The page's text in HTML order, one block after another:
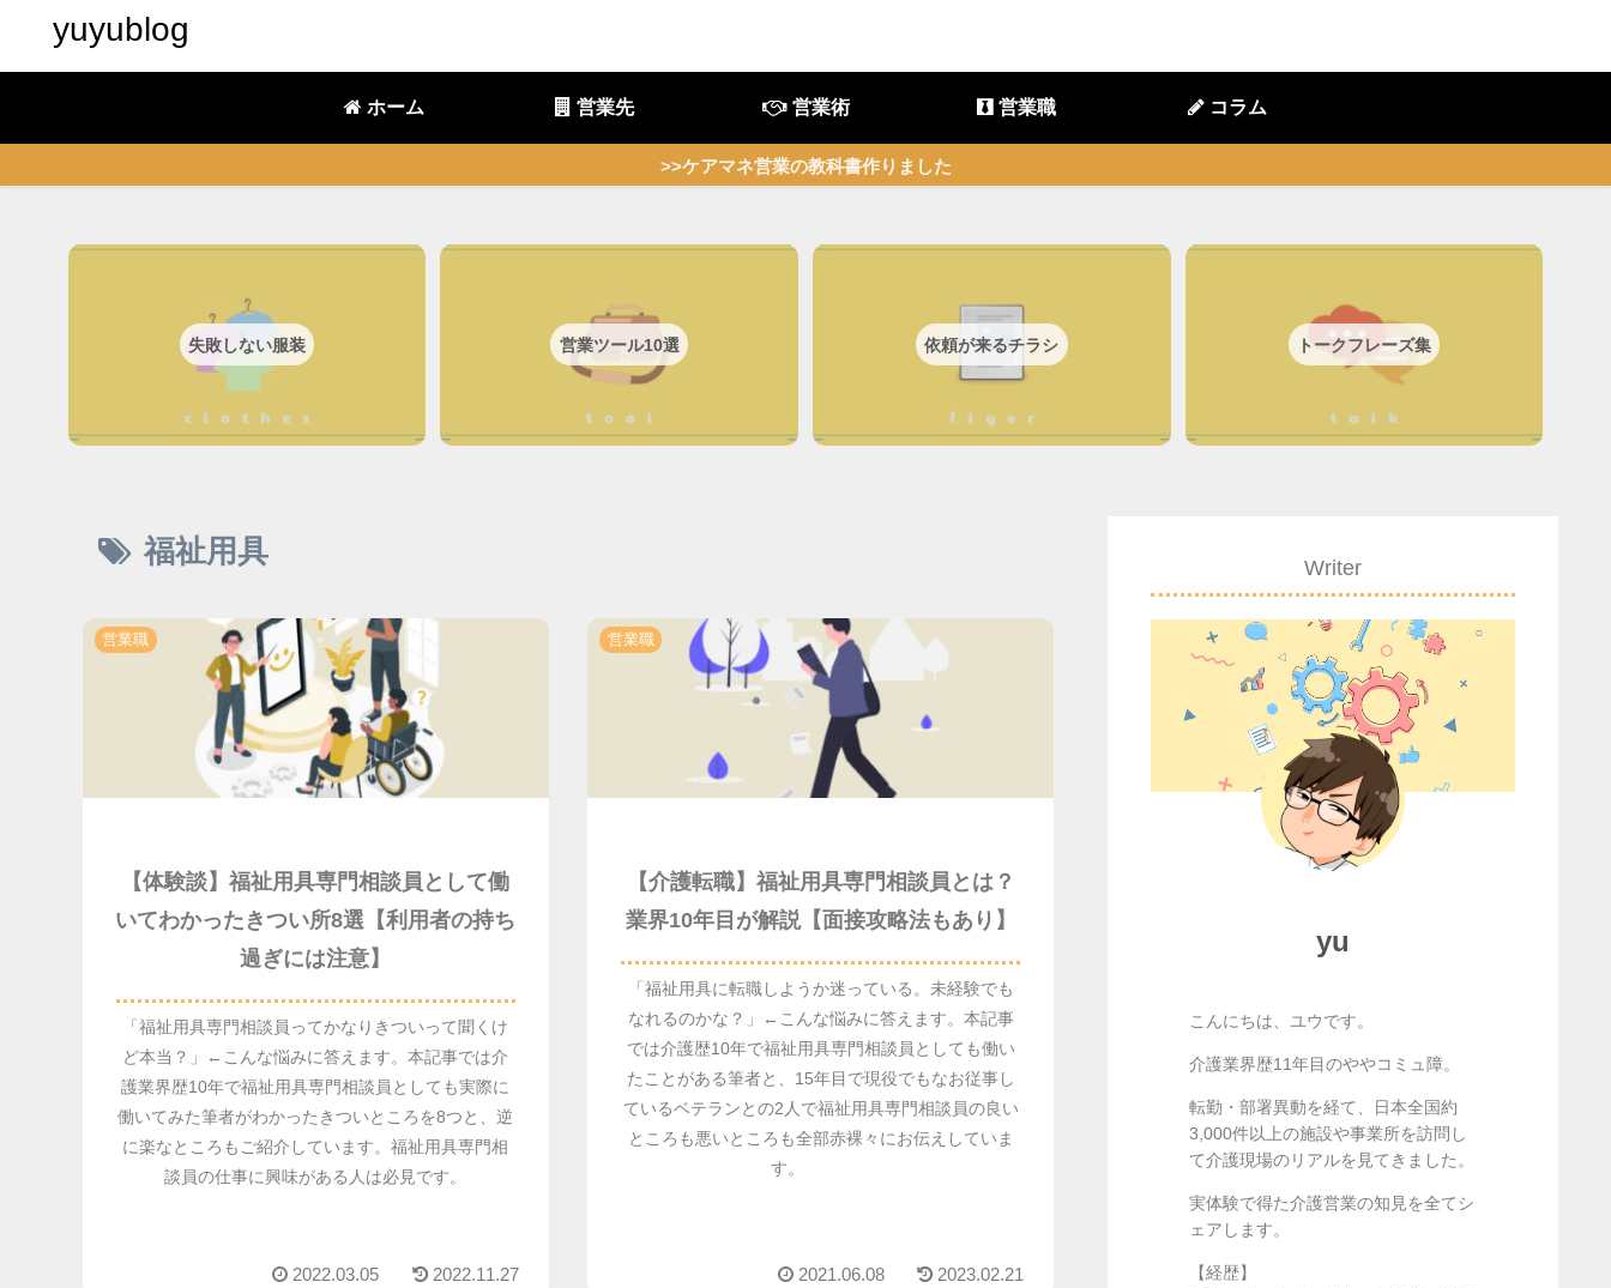
yuyublog
ホーム 営業先 営業術 営業職 コラム
>>ケアマネ営業の教科書作りました
失敗しない服装 営業ツール10選 依頼が来るチラシ トークフレーズ集
福祉用具
営業職
【体験談】福祉用具専門相談員として働
いてわかったきつい所8選【利用者の持ち
過ぎには注意】
「福祉用具専門相談員ってかなりきついって聞くけ
ど本当？」←こんな悩みに答えます。本記事では介
護業界歴10年で福祉用具専門相談員としても実際に
働いてみた筆者がわかったきついところを8つと、逆
に楽なところもご紹介しています。福祉用具専門相
談員の仕事に興味がある人は必見です。
2022.03.05 2022.11.27
営業職
【介護転職】福祉用具専門相談員とは？
業界10年目が解説【面接攻略法もあり】
「福祉用具に転職しようか迷っている。未経験でも
なれるのかな？」←こんな悩みに答えます。本記事
では介護歴10年で福祉用具専門相談員としても働い
たことがある筆者と、15年目で現役でもなお従事し
ているベテランとの2人で福祉用具専門相談員の良い
ところも悪いところも全部赤裸々にお伝えしていま
す。
2021.06.08 2023.02.21
Writer
yu
こんにちは、ユウです。
介護業界歴11年目のややコミュ障。
転勤・部署異動を経て、日本全国約
3,000件以上の施設や事業所を訪問し
て介護現場のリアルを見てきました。
実体験で得た介護営業の知見を全てシ
ェアします。
【経歴】